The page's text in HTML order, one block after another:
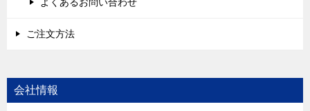
ご注文方法
会社情報